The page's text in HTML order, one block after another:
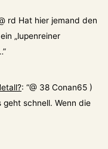
rd Hat hier jemand den
„lupenreiner
”
: “@ 38 Conan65 )
geht schnell. Wenn die